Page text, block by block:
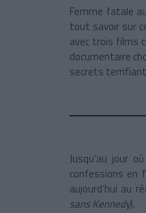
Femme fatale
tout savoir sur
avec trois films
documentaire
secrets
Jusqu’au jour
confessions en
aujourd’hui au
sans Kennedy).